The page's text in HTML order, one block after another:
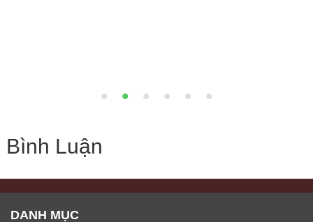
Bình Luận
DANH MỤC